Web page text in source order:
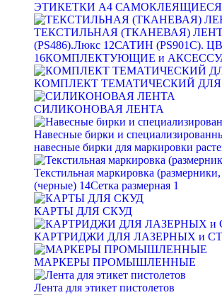
ЭТИКЕТКИ А4 САМОКЛЕЯЩИЕСЯ
ТЕКСТИЛЬНАЯ (ТКАНЕВАЯ)
(PS486).Люкс 12САТИН (PS901C).
16КОМПЛЕКТУЮЩИЕ и
КОМПЛЕКТ ТЕМАТИЧЕСКИЙ
СИЛИКОНОВАЯ ЛЕНТА
Навесные бирки и
навесные бирки для маркировки
Текстильная маркировка
(черные) 14Сетка размерная 1
КАРТЫ ДЛЯ СКУД
КАРТРИДЖИ ДЛЯ ЛАЗЕРНЫХ и
МАРКЕРЫ ПРОМЫШЛЕННЫЕ
Лента для этикет пистолетов